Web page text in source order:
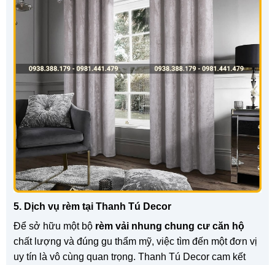
5. Dịch vụ rèm tại Thanh Tú Decor
Để sở hữu một bộ rèm vải nhung chung cư căn hộ
chất lượng và đúng gu thẩm mỹ, việc tìm đến một đơn vị
uy tín là vô cùng quan trọng. Thanh Tú Decor cam kết